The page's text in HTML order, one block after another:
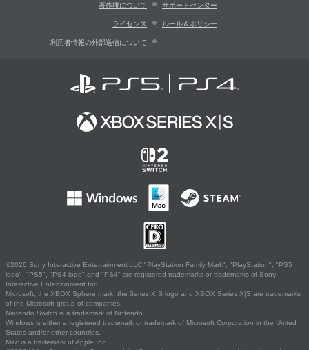
著作権について サポートセンター
ライセンス ルール＆ポリシー
利用者情報の外部送信について
©2026 Sony Interactive Entertainment LLC."PlayStation Family Mark", "PlayStation", "PS5
logo", "PS5", "PS4 logo" and "PS4" are registered trademarks or trademarks of Sony
Interactive Entertainment Inc.
Microsoft, the XBOX Sphere mark, the Series X|S logo and XBOX Series X|S are trademarks
of the Microsoft group of companies.
Nintendo Switch is a trademark of Nintendo.
Windows is either a registered trademark or trademark of Microsoft Corporation in the United
States and/or other countries.
Mac is a trademark of Apple Inc.